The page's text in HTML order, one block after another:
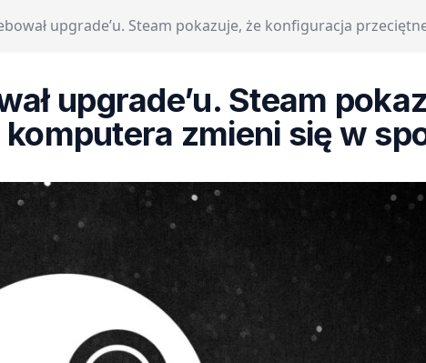
upgrade’u. Steam pokazuje, że konfiguracja
upgrade’u. Steam
zmieni się w